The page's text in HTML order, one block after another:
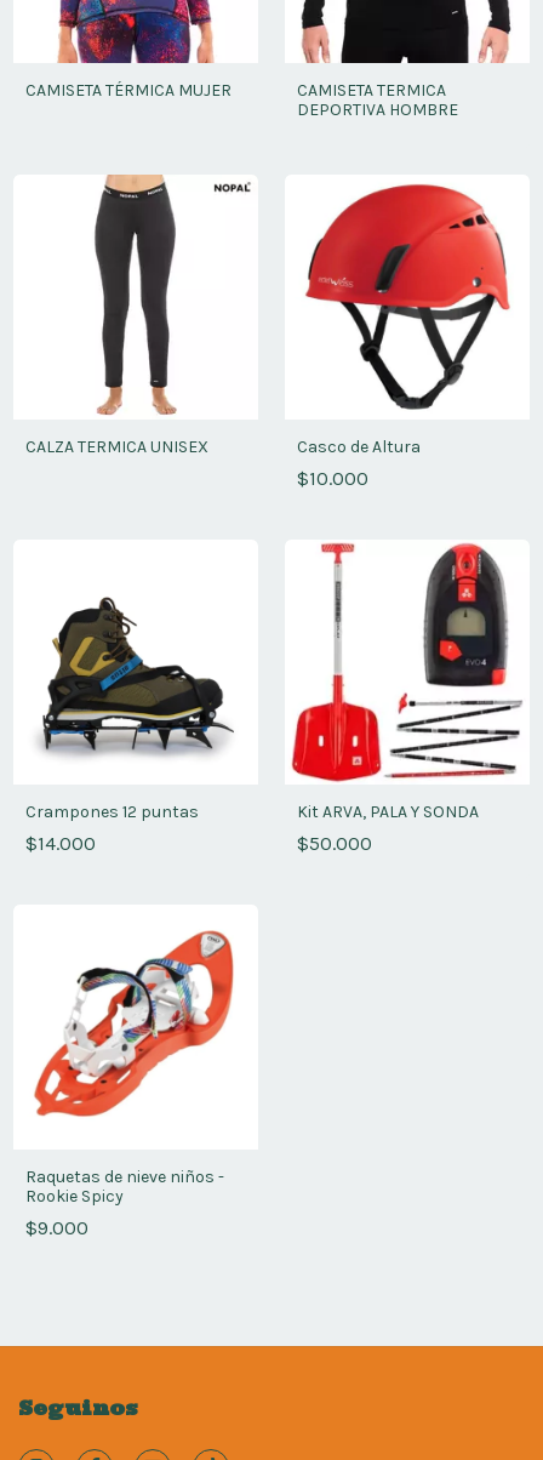
CAMISETA TÉRMICA MUJER
CAMISETA TERMICA
DEPORTIVA HOMBRE
CALZA TERMICA UNISEX Casco de Altura
$10.000
Crampones 12 puntas
$14.000
Kit ARVA, PALA Y SONDA
$50.000
Raquetas de nieve niños -
Rookie Spicy
$9.000
Seguinos